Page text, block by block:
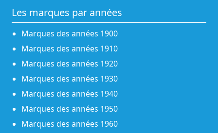
Les marques par années
Marques des années 1900
Marques des années 1910
Marques des années 1920
Marques des années 1930
Marques des années 1940
Marques des années 1950
Marques des années 1960